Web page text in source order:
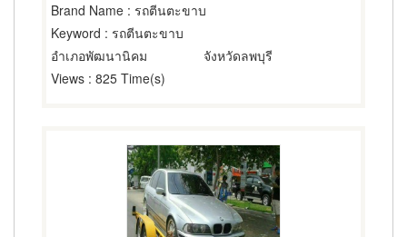
Brand Name : รถตีนตะขาบ
Keyword : รถตีนตะขาบ
อำเภอพัฒนานิคม
จังหวัดลพบุรี
Views : 825 Time(s)